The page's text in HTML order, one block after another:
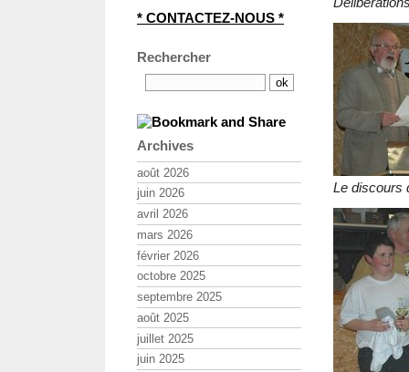
Le discours
* CONTACTEZ-NOUS *
Rechercher
Archives
août 2026
juin 2026
avril 2026
mars 2026
février 2026
octobre 2025
septembre 2025
août 2025
juillet 2025
juin 2025